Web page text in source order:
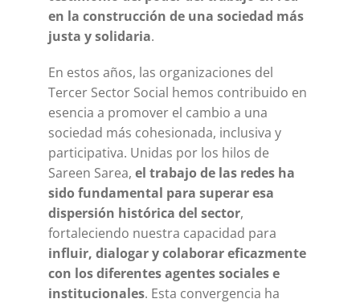
en la construcción de una sociedad más
justa y solidaria.
En estos años, las organizaciones del
Tercer Sector Social hemos contribuido en
esencia a promover el cambio a una
sociedad más cohesionada, inclusiva y
participativa. Unidas por los hilos de
Sareen Sarea, el trabajo de las redes ha
sido fundamental para superar esa
dispersión histórica del sector,
fortaleciendo nuestra capacidad para
influir, dialogar y colaborar eficazmente
con los diferentes agentes sociales e
institucionales. Esta convergencia ha